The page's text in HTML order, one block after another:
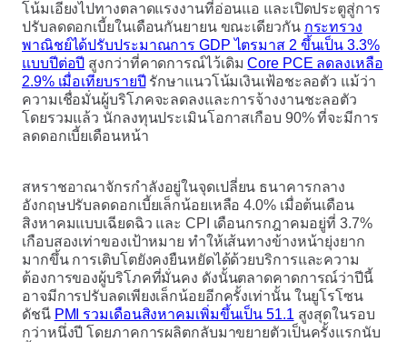
โน้มเอียงไปทางตลาดแรงงานที่อ่อนแอ และเปิดประตูสู่การ
ปรับลดดอกเบี้ยในเดือนกันยายน ขณะเดียวกัน กระทรวง
พาณิชย์ได้ปรับประมาณการ GDP ไตรมาส 2 ขึ้นเป็น 3.3%
แบบปีต่อปี สูงกว่าที่คาดการณ์ไว้เดิมCore PCE ลดลงเหลือ
2.9% เมื่อเทียบรายปี รักษาแนวโน้มเงินเฟ้อชะลอตัว แม้ว่า
ความเชื่อมั่นผู้บริโภคจะลดลงและการจ้างงานชะลอตัว
โดยรวมแล้ว นักลงทุนประเมินโอกาสเกือบ 90% ที่จะมีการ
ลดดอกเบี้ยเดือนหน้า
สหราชอาณาจักรกำลังอยู่ในจุดเปลี่ยน ธนาคารกลาง
อังกฤษปรับลดดอกเบี้ยเล็กน้อยเหลือ 4.0% เมื่อต้นเดือน
สิงหาคมแบบเฉียดฉิว และ CPI เดือนกรกฎาคมอยู่ที่ 3.7%
เกือบสองเท่าของเป้าหมาย ทำให้เส้นทางข้างหน้ายุ่งยาก
มากขึ้น การเติบโตยังคงยืนหยัดได้ด้วยบริการและความ
ต้องการของผู้บริโภคที่มั่นคง ดังนั้นตลาดคาดการณ์ว่าปีนี้
อาจมีการปรับลดเพียงเล็กน้อยอีกครั้งเท่านั้น ในยูโรโซน
ดัชนี PMI รวมเดือนสิงหาคมเพิ่มขึ้นเป็น 51.1 สูงสุดในรอบ
กว่าหนึ่งปี โดยภาคการผลิตกลับมาขยายตัวเป็นครั้งแรกนับ